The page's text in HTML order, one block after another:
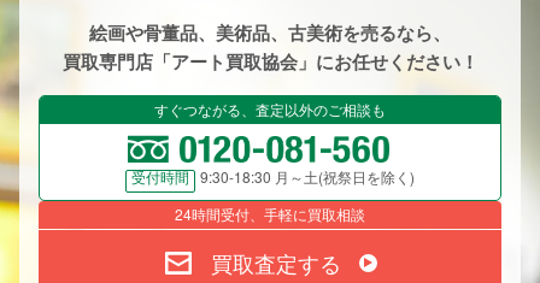
絵画や骨董品、美術品、古美術を売るなら、
買取専門店「アート買取協会」にお任せください！
すぐつながる、査定以外のご相談も
受付時間
9:30-18:30 月～土(祝祭日を除く)
24時間受付、手軽に買取相談
買取査定する